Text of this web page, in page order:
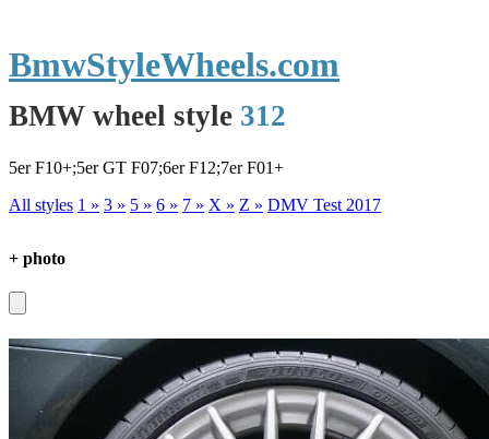
BMW wheel style 312
5er F10+;5er GT F07;6er F12;7er F01+
All styles 1 » 3 » 5 » 6 » 7 » X » Z » DMV Test 2017
BmwStyleWheels.com
+ photo